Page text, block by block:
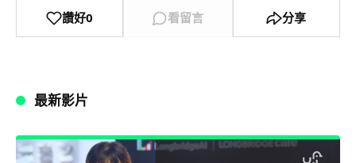
讚好0 看留言 分享
最新影片